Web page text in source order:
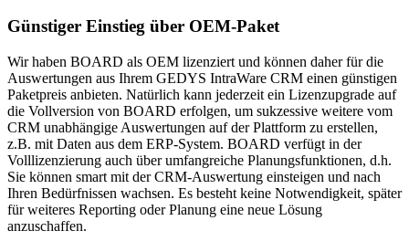
Günstiger Einstieg über OEM-Paket
Wir haben BOARD als OEM lizenziert und können daher für die
Auswertungen aus Ihrem GEDYS IntraWare CRM einen günstigen
Paketpreis anbieten. Natürlich kann jederzeit ein Lizenzupgrade auf
die Vollversion von BOARD erfolgen, um sukzessive weitere vom
CRM unabhängige Auswertungen auf der Plattform zu erstellen,
z.B. mit Daten aus dem ERP-System. BOARD verfügt in der
Volllizenzierung auch über umfangreiche Planungsfunktionen, d.h.
Sie können smart mit der CRM-Auswertung einsteigen und nach
Ihren Bedürfnissen wachsen. Es besteht keine Notwendigkeit, später
für weiteres Reporting oder Planung eine neue Lösung
anzuschaffen.